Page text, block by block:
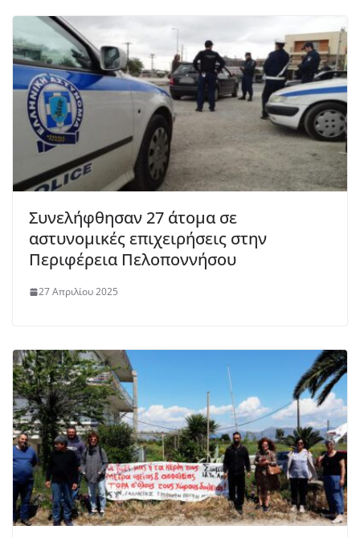
Συνελήφθησαν 27 άτομα σε
αστυνομικές επιχειρήσεις στην
Περιφέρεια Πελοποννήσου
27 Απριλίου 2025